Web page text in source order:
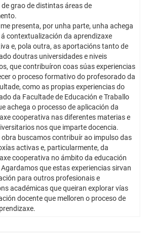
grao de distintas áreas de
presenta, por unha parte, unha achega
contextualización da aprendizaxe
e, pola outra, as aportacións tanto de
doutras universidades e niveis
que contribuíron coas súas experiencias
o proceso formativo do profesorado da
como as propias experiencias do
da Facultade de Educación e Traballo
achega o processo de aplicación da
cooperativa nas diferentes materias e
nos que imparte docencia.
obra buscamos contribuír ao impulso das
activas e, particularmente, da
cooperativa no ámbito da educación
que estas experiencias sirvan
para outros profesionais e
académicas que queiran explorar vías
docente que melloren o proceso de